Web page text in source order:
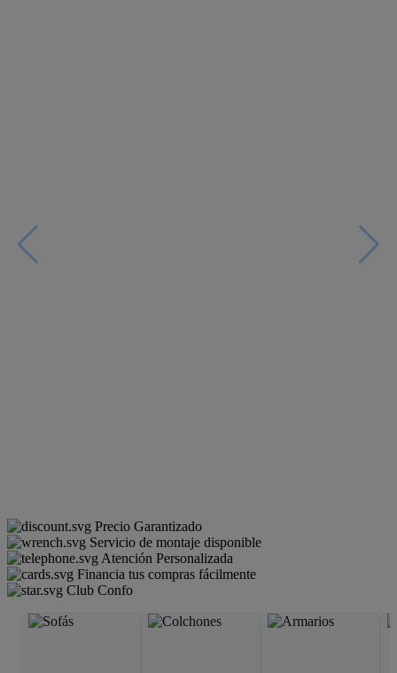
Precio Garantizado
Servicio de montaje disponible
Atención Personalizada
Financia tus compras fácilmente
Club Confo